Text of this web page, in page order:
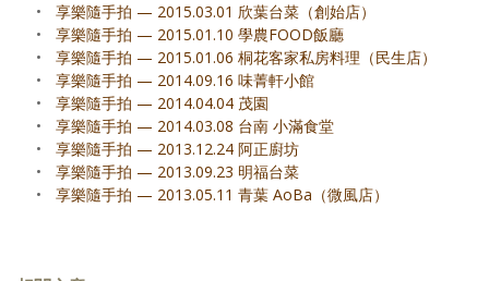
•
享樂隨手拍 — 2015.03.01 欣葉台菜（創始店）
•
享樂隨手拍 — 2015.01.10 學農FOOD飯廳
•
享樂隨手拍 — 2015.01.06 桐花客家私房料理（民生店）
•
享樂隨手拍 — 2014.09.16 味菁軒小館
•
享樂隨手拍 — 2014.04.04 茂園
•
享樂隨手拍 — 2014.03.08 台南 小滿食堂
•
享樂隨手拍 — 2013.12.24 阿正廚坊
•
享樂隨手拍 — 2013.09.23 明福台菜
•
享樂隨手拍 — 2013.05.11 青葉 AoBa（微風店）